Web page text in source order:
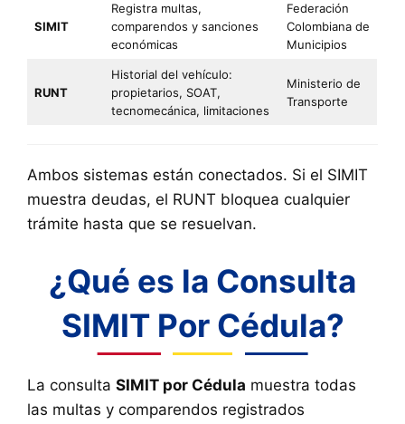
SIMIT
Registra multas,
comparendos y sanciones
económicas
Federación
Colombiana de
Municipios
RUNT
Historial del vehículo:
propietarios, SOAT,
tecnomecánica, limitaciones
Ministerio de
Transporte
Ambos sistemas están conectados. Si el SIMIT
muestra deudas, el RUNT bloquea cualquier
trámite hasta que se resuelvan.
¿Qué es la Consulta
SIMIT Por Cédula?
La consulta SIMIT por Cédula muestra todas
las multas y comparendos registrados